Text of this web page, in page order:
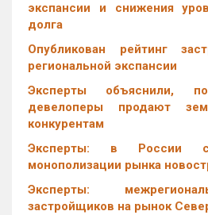
экспансии и снижения
долга
Опубликован рейтинг
региональной экспансии
Эксперты объяснили,
девелоперы продают
конкурентам
Эксперты: в России
монополизации рынка
Эксперты:
застройщиков на рынок